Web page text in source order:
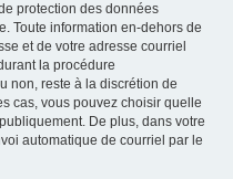
protection des données
Toute information en-dehors de
et de votre adresse courriel
la procédure
non, reste à la discrétion de
cas, vous pouvez choisir quelle
De plus, dans votre
automatique de courriel par le